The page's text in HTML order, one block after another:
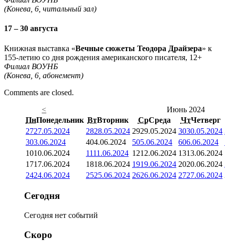
(Конева, 6, читальный зал)
17 – 30 августа
Книжная выставка «Вечные сюжеты Теодора Драйзера» к
155-летию со дня рождения американского писателя, 12+
Филиал ВОУНБ
(Конева, 6, абонемент)
Comments are closed.
<
Июнь 2024
ПнПонедельник ВтВторник СрСреда ЧтЧетверг
2727.05.2024 2828.05.2024 2929.05.2024 3030.05.2024
303.06.2024 404.06.2024 505.06.2024 606.06.2024
1010.06.2024 1111.06.2024 1212.06.2024 1313.06.2024
1717.06.2024 1818.06.2024 1919.06.2024 2020.06.2024
2424.06.2024 2525.06.2024 2626.06.2024 2727.06.2024
Сегодня
Сегодня нет событий
Скоро